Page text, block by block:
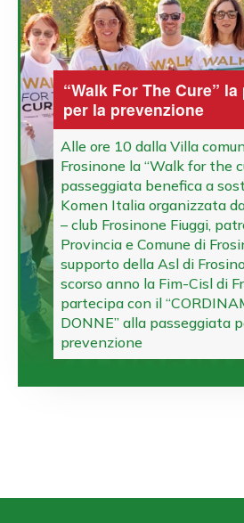
“Walk For The Cure”
per la prevenzione
Alle ore 10 dalla Villa
Frosinone la “Walk for the
passeggiata benefica a
Komen Italia organizzata
– club Frosinone Fiuggi,
Provincia e Comune di
supporto della Asl di
scorso anno la Fim-Cisl di
partecipa con il
DONNE” alla passeggiata
prevenzione